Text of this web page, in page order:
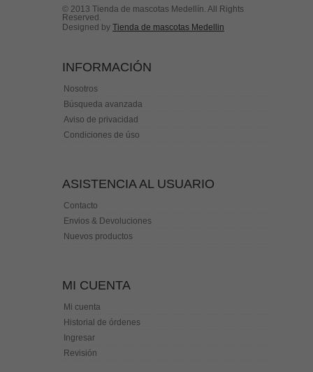
© 2013 Tienda de mascotas Medellín. All Rights
Reserved.
Designed by Tienda de mascotas Medellin
INFORMACIÓN
Nosotros
Búsqueda avanzada
Aviso de privacidad
Condiciones de úso
ASISTENCIA AL USUARIO
Contacto
Envios & Devoluciones
Nuevos productos
MI CUENTA
Mi cuenta
Historial de órdenes
Ingresar
Revisión